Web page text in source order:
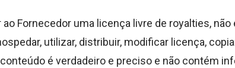
ao Fornecedor uma licença livre de royalties,
utilizar, distribuir, modificar licença,
é verdadeiro e preciso e não contém